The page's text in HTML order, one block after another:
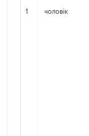
1 чоловік